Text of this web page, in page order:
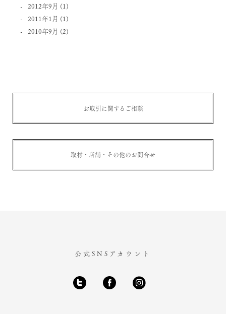
2012年9月 (1)
2011年1月 (1)
2010年9月 (2)
お取引に関するご相談
取材・店舗・その他のお問合せ
公式SNSアカウント